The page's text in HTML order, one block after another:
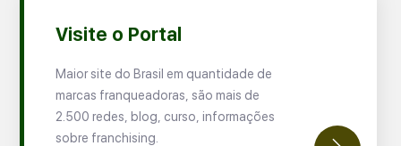
Visite o Portal
Maior site do Brasil em quantidade de
marcas franqueadoras, são mais de
2.500 redes, blog, curso, informações
sobre franchising.